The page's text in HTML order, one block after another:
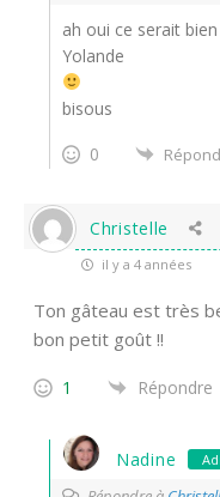
ah oui ce serait
Yolande
bisous
0
Christelle
il y a 4 années
Ton gâteau est très
bon petit goût !!
1 Répondre
Nadine